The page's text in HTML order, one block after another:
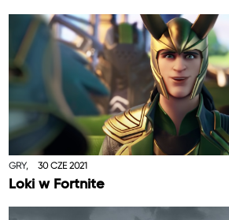
GRY, 30 CZE 2021
Loki w Fortnite